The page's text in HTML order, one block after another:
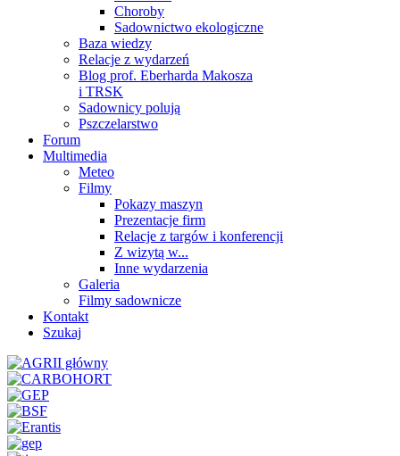
Choroby
Sadownictwo ekologiczne
Baza wiedzy
Relacje z wydarzeń
Blog prof. Eberharda Makosza
i TRSK
Sadownicy polują
Pszczelarstwo
Forum
Multimedia
Meteo
Filmy
Pokazy maszyn
Prezentacje firm
Relacje z targów i konferencji
Z wizytą w...
Inne wydarzenia
Galeria
Filmy sadownicze
Kontakt
Szukaj